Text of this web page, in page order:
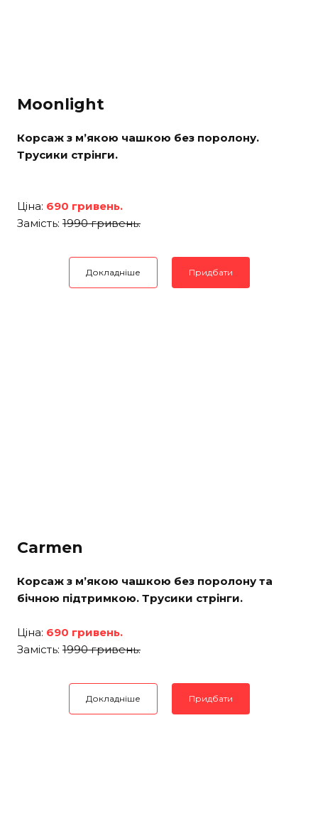
Moonlight
Корсаж з м’якою чашкою без поролону.
Трусики стрінги.
Ціна: 690 гривень.
Замість: 1990 гривень.
Докладніше Придбати
Carmen
Корсаж з м’якою чашкою без поролону та
бічною підтримкою. Трусики стрінги.
Ціна: 690 гривень.
Замість: 1990 гривень.
Докладніше Придбати